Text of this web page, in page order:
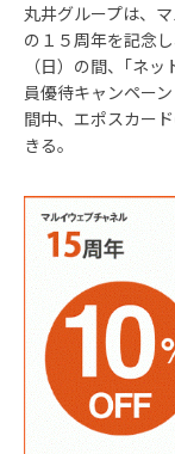
丸井グループは、
の１５周年を記念
（日）の間、｢ネ
員優待キャンペー
間中、エポスカー
きる。